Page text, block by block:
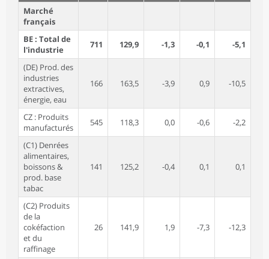
Marché
français
BE : Total de
l'industrie
711 129,9 -1,3 -0,1 -5,1
(DE) Prod. des
industries
extractives,
énergie, eau
166 163,5 -3,9 0,9 -10,5
CZ : Produits
manufacturés
545 118,3 0,0 -0,6 -2,2
(C1) Denrées
alimentaires,
boissons &
prod. base
tabac
141 125,2 -0,4 0,1 0,1
(C2) Produits
de la
cokéfaction
et du
raffinage
26 141,9 1,9 -7,3 -12,3